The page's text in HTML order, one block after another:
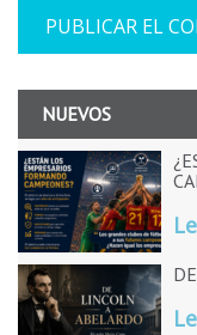
NUEVOS